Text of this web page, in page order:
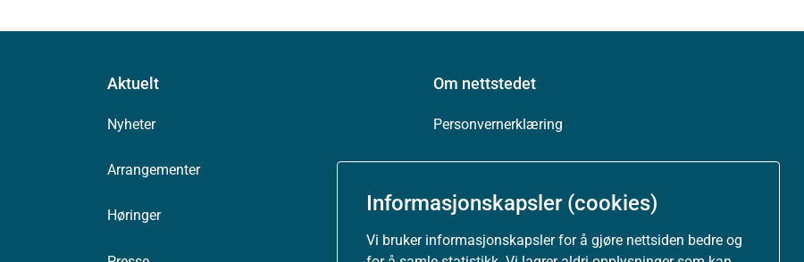
Informasjonskapsler (cookies)
Vi bruker informasjonskapsler for å gjøre nettsiden bedre og
Aktuelt
Nyheter
Arrangementer
Høringer
Om nettstedet
Personvernerklæring
Besøksstatistikk og informasjonskapsler